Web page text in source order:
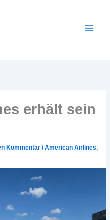
erhält sein
Kommentar /American Airlines,